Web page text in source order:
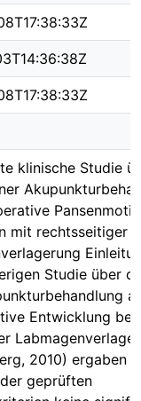
klinische Studie
mit rechtsseitiger
Studie über
Entwicklung bei
2010) ergaben
geprüften